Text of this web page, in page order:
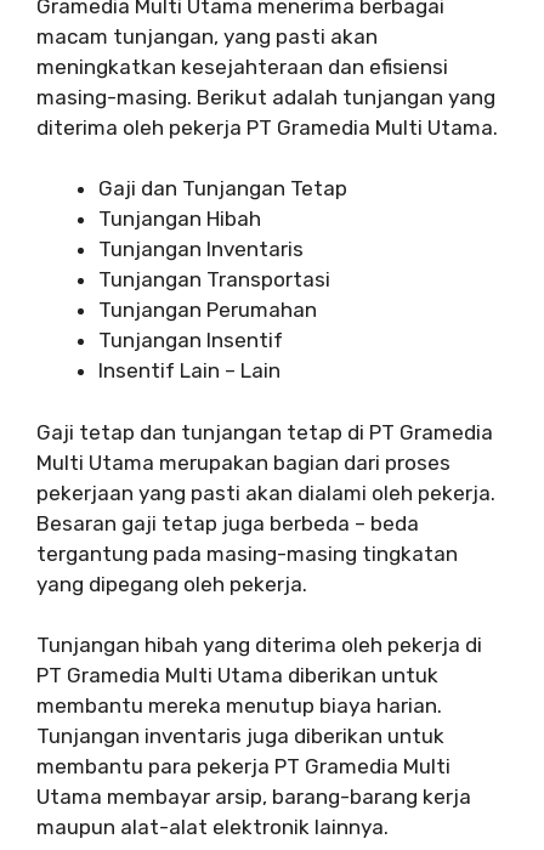
Gramedia Multi Utama menerima berbagai
macam tunjangan, yang pasti akan
meningkatkan kesejahteraan dan efisiensi
masing-masing. Berikut adalah tunjangan yang
diterima oleh pekerja PT Gramedia Multi Utama.
Gaji dan Tunjangan Tetap
Tunjangan Hibah
Tunjangan Inventaris
Tunjangan Transportasi
Tunjangan Perumahan
Tunjangan Insentif
Insentif Lain – Lain
Gaji tetap dan tunjangan tetap di PT Gramedia
Multi Utama merupakan bagian dari proses
pekerjaan yang pasti akan dialami oleh pekerja.
Besaran gaji tetap juga berbeda – beda
tergantung pada masing-masing tingkatan
yang dipegang oleh pekerja.
Tunjangan hibah yang diterima oleh pekerja di
PT Gramedia Multi Utama diberikan untuk
membantu mereka menutup biaya harian.
Tunjangan inventaris juga diberikan untuk
membantu para pekerja PT Gramedia Multi
Utama membayar arsip, barang-barang kerja
maupun alat-alat elektronik lainnya.